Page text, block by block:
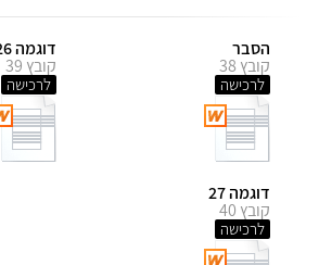
הסבר
קובץ 38
לרכישה
דוגמה 26
קובץ 39
לרכישה
דוגמה 27
קובץ 40
לרכישה